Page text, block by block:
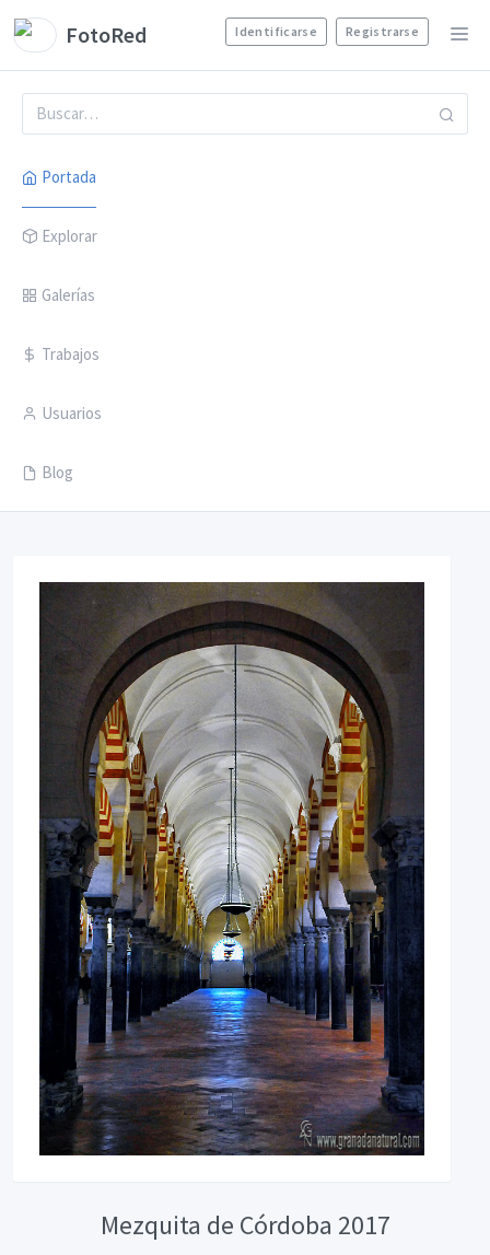
FotoRed Identificarse Registrarse
Portada
Explorar
Galerías
Trabajos
Usuarios
Blog
Mezquita de Córdoba 2017